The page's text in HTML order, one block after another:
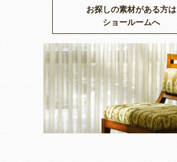
お探しの素材がある方は
ショールームへ